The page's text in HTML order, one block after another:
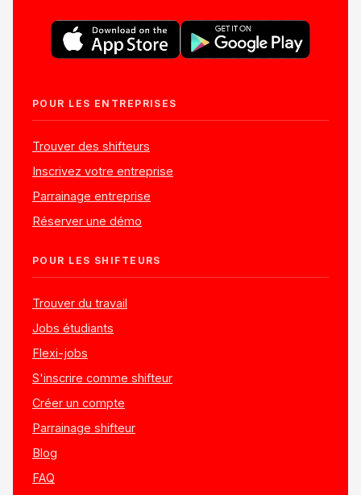
POUR LES ENTREPRISES
Trouver des shifteurs
Inscrivez votre entreprise
Parrainage entreprise
Réserver une démo
POUR LES SHIFTEURS
Trouver du travail
Jobs étudiants
Flexi-jobs
S'inscrire comme shifteur
Créer un compte
Parrainage shifteur
Blog
FAQ